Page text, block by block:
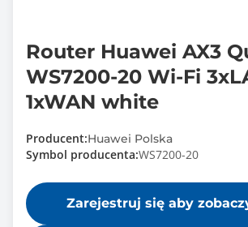
Router Huawei AX3
WS7200-20 Wi-Fi
1xWAN white
Producent:Huawei Polska
Symbol producenta:WS7200-20
Zarejestruj się aby